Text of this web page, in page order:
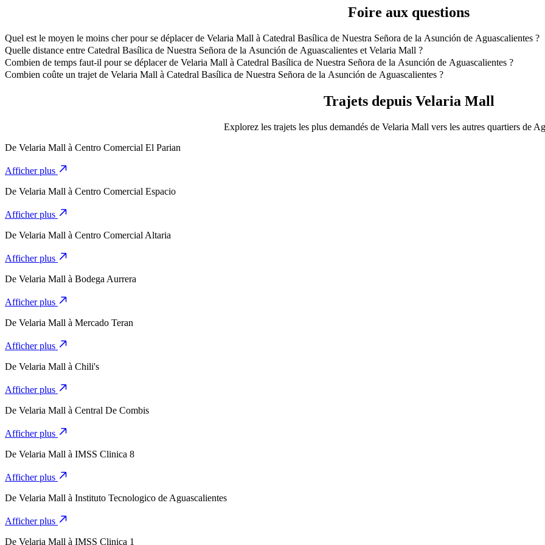
Foire aux questions
Quel est le moyen le moins cher pour se déplacer de Velaria Mall à Catedral Basílica de Nuestra Señora de la Asunción de Aguascalientes ?
La façon la plus abordable de se déplacer de Velaria Mall à Catedral Basílica de Nuestra Señora de la Asunción de Aguascalientes est Taxi
Quelle distance entre Catedral Basílica de Nuestra Señora de la Asunción de Aguascalientes et Velaria Mall ?
Catedral Basílica de Nuestra Señora de la Asunción de Aguascalientes est à environ 4,7 km de Velaria Mall.
Combien de temps faut-il pour se déplacer de Velaria Mall à Catedral Basílica de Nuestra Señora de la Asunción de Aguascalientes ?
Il faut environ 11 min pour se déplacer de Velaria Mall à Catedral Basílica de Nuestra Señora de la Asunción de Aguascalientes avec Taxi
Combien coûte un trajet de Velaria Mall à Catedral Basílica de Nuestra Señora de la Asunción de Aguascalientes ?
Trajets depuis Velaria Mall
Explorez les trajets les plus demandés de Velaria Mall vers les autres quartiers de
De Velaria Mall à Centro Comercial El Parian
Afficher plus
De Velaria Mall à Centro Comercial Espacio
Afficher plus
De Velaria Mall à Centro Comercial Altaria
Afficher plus
De Velaria Mall à Bodega Aurrera
Afficher plus
De Velaria Mall à Mercado Teran
Afficher plus
De Velaria Mall à Chili's
Afficher plus
De Velaria Mall à Central De Combis
Afficher plus
De Velaria Mall à IMSS Clinica 8
Afficher plus
De Velaria Mall à Instituto Tecnologico de Aguascalientes
Afficher plus
De Velaria Mall à IMSS Clinica 1